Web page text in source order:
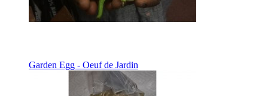
Garden Egg - Oeuf de Jardin